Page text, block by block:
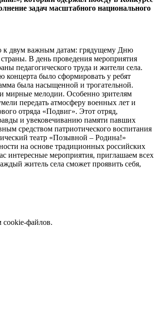
задач масштабного национального
к двум важным датам: грядущему Дню
В день проведения мероприятия
педагогического труда и жители села.
концерта было сформировать у ребят
была насыщенной и трогательной.
мирные мелодии. Особенно зрителям
передать атмосферу военных лет и
отряда «Подвиг». Этот отряд,
и увековечиванию памяти павших
средством патриотического воспитания
театр «Позывной – Родина!»
на основе традиционных российских
интересные мероприятия, приглашаем всех
житель села сможет проявить себя,
cookie-файлов.